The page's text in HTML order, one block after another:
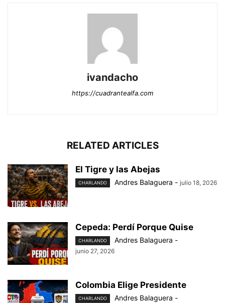
ivandacho
https://cuadrantealfa.com
RELATED ARTICLES
El Tigre y las Abejas
CHARLANDO Andres Balaguera - julio 18, 2026
Cepeda: Perdí Porque Quise
CHARLANDO Andres Balaguera -
junio 27, 2026
Colombia Elige Presidente
CHARLANDO Andres Balaguera -